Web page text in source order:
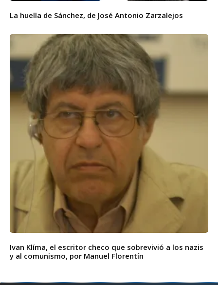
La huella de Sánchez, de José Antonio Zarzalejos
Ivan Klíma, el escritor checo que sobrevivió a los nazis
y al comunismo, por Manuel Florentín